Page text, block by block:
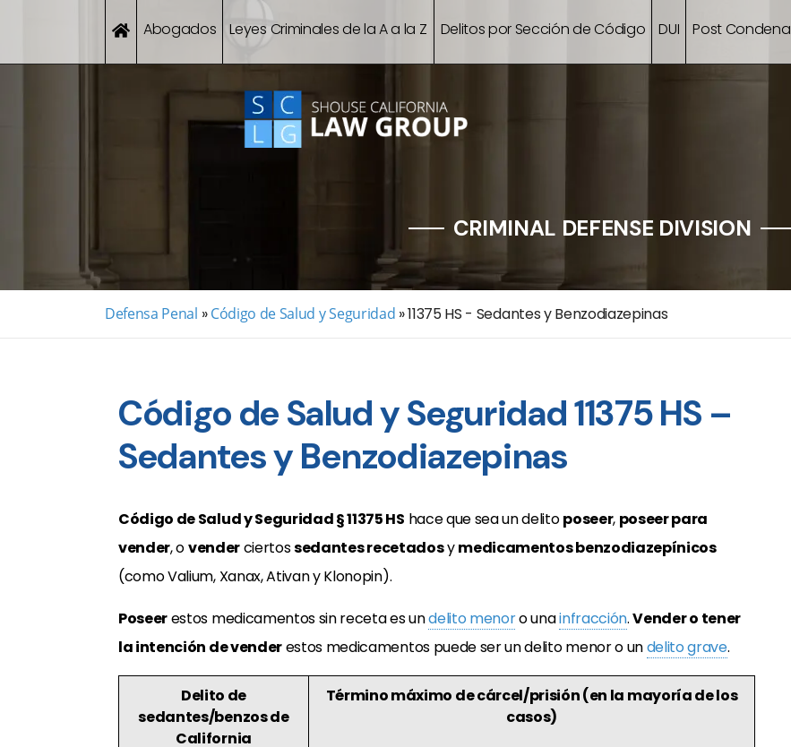
Abogados Leyes Criminales de la A a la Z Delitos por Sección de Código DUI Post Condena
CRIMINAL DEFENSE DIVISION
Defensa Penal » Código de Salud y Seguridad »11375 HS - Sedantes y Benzodiazepinas
Código de Salud y Seguridad 11375 HS –
Sedantes y Benzodiazepinas
Código de Salud y Seguridad § 11375 HS hace que sea un delitoposeer, poseer para
vender, ovenderciertossedantes recetadosymedicamentos benzodiazepínicos
(como Valium, Xanax, Ativan y Klonopin).
Poseerestos medicamentos sin receta es undelito menoro unainfracción.Vender o tener
la intención de venderestos medicamentos puede ser un delito menor o undelito grave.
Delito de
sedantes/benzos de
California
Término máximo de cárcel/prisión(en la mayoría de los
casos)